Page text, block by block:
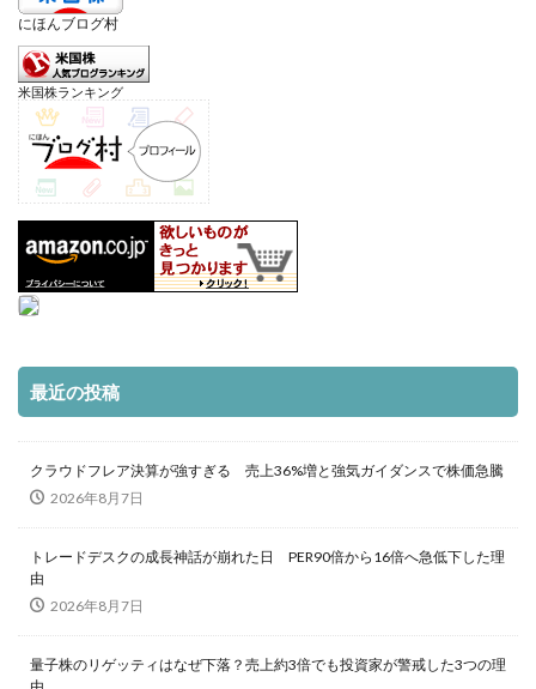
にほんブログ村
米国株ランキング
最近の投稿
クラウドフレア決算が強すぎる 売上36%増と強気ガイダンスで株価急騰
2026年8月7日
トレードデスクの成長神話が崩れた日 PER90倍から16倍へ急低下した理
由
2026年8月7日
量子株のリゲッティはなぜ下落？売上約3倍でも投資家が警戒した3つの理